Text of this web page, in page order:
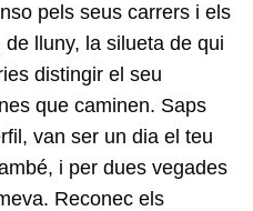
pels seus carrers i els
lluny, la silueta de qui
distingir el seu
que caminen. Saps
van ser un dia el teu
i per dues vegades
Reconec els